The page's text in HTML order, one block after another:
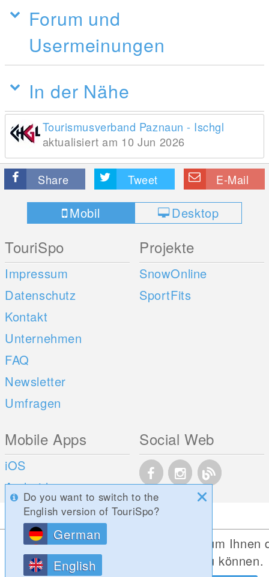
Forum und
Usermeinungen
In der Nähe
Tourismusverband Paznaun - Ischgl
aktualisiert am 10 Jun 2026
Share Tweet E-Mail
Mobil Desktop
TouriSpo
Impressum
Datenschutz
Kontakt
Unternehmen
FAQ
Newsletter
Umfragen
Projekte
SnowOnline
SportFits
Mobile Apps
iOS
Android
Social Web
Do you want to switch to the
English version of TouriSpo?
German
English
Diese Website verwendet Cookies, um Ihnen
bestmögliche Funktionalität bieten zu können.